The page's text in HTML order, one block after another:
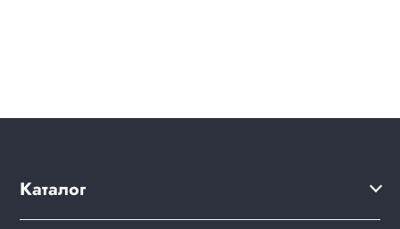
Вопрос-ответ
Каталог